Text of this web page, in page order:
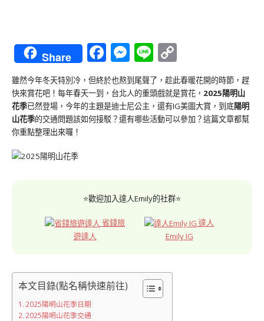
Share Facebook
Messenger
Line
Link
雖然今年冬天特別冷，但終於也熬到尾聲了，趁此春暖花開的時節，趕
快來賞花吧！每年春天一到，台北人的重頭戲就是賞花， 2025陽明山
花季已然登場，今年的主題是迪士尼公主，還有IG美圖大賞，到底陽明
山花季的交通問題該如何接駁？還有哪些活動可以參加？這篇文章都幫
你重點整理出來囉！
⭐歡迎加入達人Emily的社群⭐
省錢旅
遊達人
達人
Emily IG
本文目錄(點名稱快速前往)
2025陽明山花季日期
2025陽明山花季交通